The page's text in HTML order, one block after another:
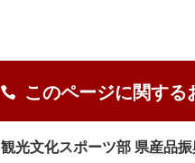
このページに関する
観光文化スポーツ部 県産品